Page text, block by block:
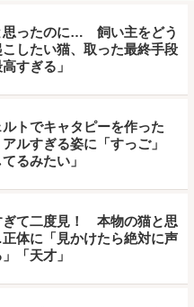
思ったのに… 飼い主をどう
こしたい猫、取った最終手段
すぎる」
トでキャタピーを作った
ルすぎる姿に「すっご」
てるみたい」
ぎて二度見！ 本物の猫と思
体に「見かけたら絶対に声
「天才」